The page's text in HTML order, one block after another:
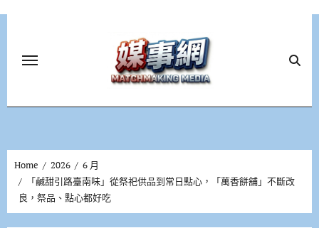
Home 2026
6 月
「鹹甜引路臺南味」從祭祀供品到常日點心，「萬香餅舖」不斷改
良，祭品、點心都好吃